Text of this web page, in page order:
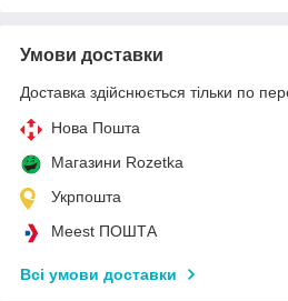
Умови доставки
Доставка здійснюється тільки по
Нова Пошта
Магазини Rozetka
Укрпошта
Meest ПОШТА
Всі умови доставки